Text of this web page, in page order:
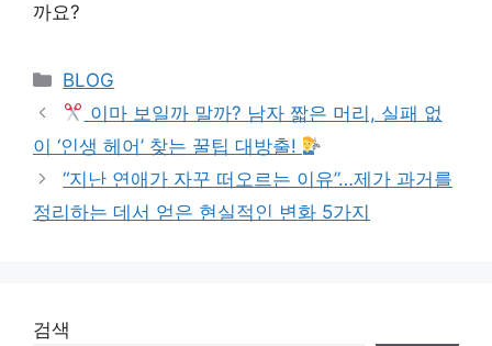
까요?
Categories
BLOG
이마 보일까 말까? 남자 짧은 머리, 실패 없
이 ‘인생 헤어’ 찾는 꿀팁 대방출!
“지난 연애가 자꾸 떠오르는 이유”…제가 과거를
정리하는 데서 얻은 현실적인 변화 5가지
검색